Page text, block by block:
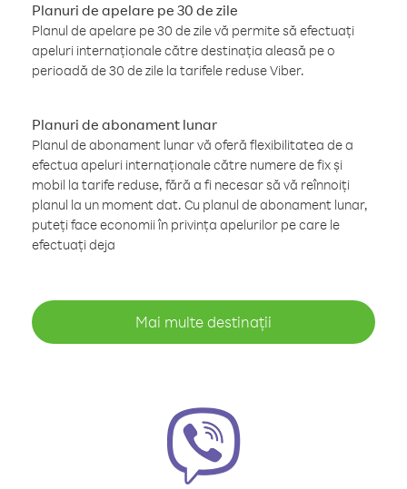
Planuri de apelare pe 30 de zile
Planul de apelare pe 30 de zile vă permite să efectuați
apeluri internaționale către destinația aleasă pe o
perioadă de 30 de zile la tarifele reduse Viber.
Planuri de abonament lunar
Planul de abonament lunar vă oferă flexibilitatea de a
efectua apeluri internaționale către numere de fix și
mobil la tarife reduse, fără a fi necesar să vă reînnoiți
planul la un moment dat. Cu planul de abonament lunar,
puteți face economii în privința apelurilor pe care le
efectuați deja
Mai multe destinații